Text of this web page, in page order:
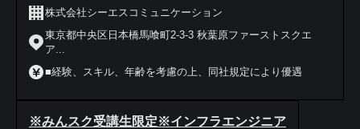
株式会社シーエスコミュニケーション
東京都中央区日本橋馬喰町2-3-3 秋葉原ファーストスクエ
ア...
■経験、スキル、年齢を考慮の上、同社規定により優遇
※みんスク受講生限定※インフラエンジニア